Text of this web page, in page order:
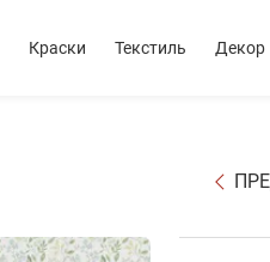
Краски Текстиль Декор